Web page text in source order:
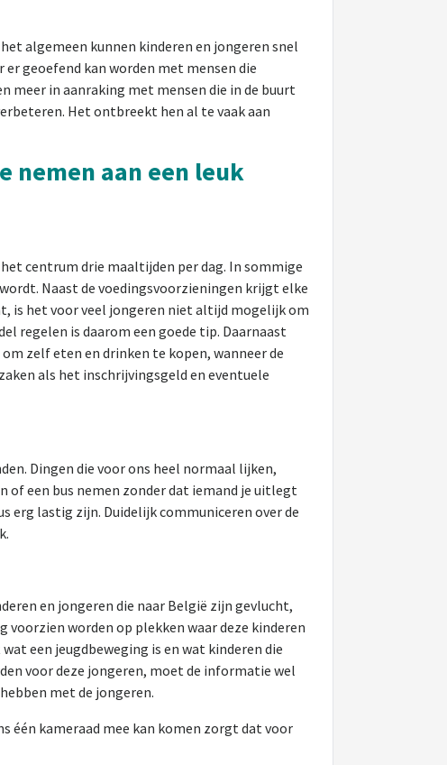
algemeen kunnen kinderen en jongeren snel
geoefend kan worden met mensen die
meer in aanraking met mensen die in de buurt
Het ontbreekt hen al te vaak aan
nemen aan een leuk
centrum drie maaltijden per dag. In sommige
Naast de voedingsvoorzieningen krijgt elke
is het voor veel jongeren niet altijd mogelijk om
regelen is daarom een goede tip. Daarnaast
zelf eten en drinken te kopen, wanneer de
als het inschrijvingsgeld en eventuele
Dingen die voor ons heel normaal lijken,
of een bus nemen zonder dat iemand je uitlegt
erg lastig zijn. Duidelijk communiceren over de
en jongeren die naar België zijn gevlucht,
worden op plekken waar deze kinderen
een jeugdbeweging is en wat kinderen die
voor deze jongeren, moet de informatie wel
met de jongeren.
één kameraad mee kan komen zorgt dat voor